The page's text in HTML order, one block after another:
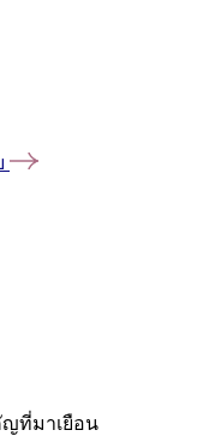
ที่มาเยือน